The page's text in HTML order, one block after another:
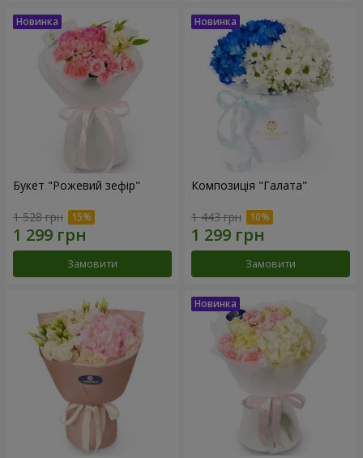
Букет "Рожевий зефір"
1 528 грн
Замовити
Композиція "Галата"
1 443 грн
Замовити